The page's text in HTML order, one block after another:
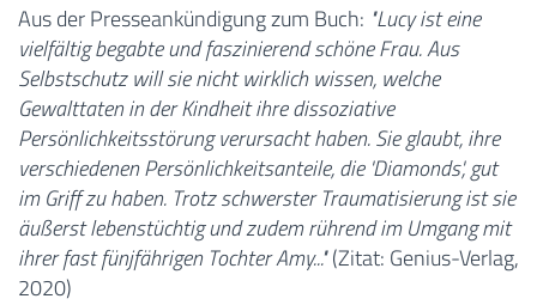
Aus der Presseankündigung zum Buch: "Lucy ist eine
vielfältig begabte und faszinierend schöne Frau. Aus
Selbstschutz will sie nicht wirklich wissen, welche
Gewalttaten in der Kindheit ihre dissoziative
Persönlichkeitsstörung verursacht haben. Sie glaubt, ihre
verschiedenen Persönlichkeitsanteile, die 'Diamonds', gut
im Griff zu haben. Trotz schwerster Traumatisierung ist sie
äußerst lebenstüchtig und zudem rührend im Umgang mit
ihrer fast fünjfährigen Tochter Amy..."(Zitat: Genius-Verlag,
2020)